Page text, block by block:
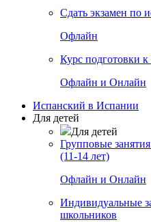
Сдать экзамен по
Офлайн
Курс подготовки
Офлайн и Онлайн
Испанский в Испании
Для детей
Для детей
Групповые
(11-14 лет)
Офлайн и Онлайн
Индивидуальные
школьников